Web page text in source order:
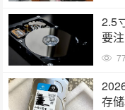
2.5
要
存